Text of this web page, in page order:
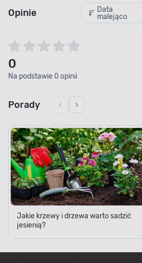
Opinie
Data
malejąco
0
Na podstawie 0 opinii
Porady
Jakie krzewy i drzewa warto sadzić
jesienią?